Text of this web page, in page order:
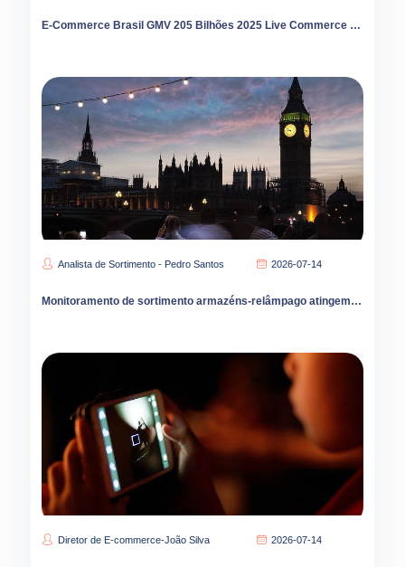
E-Commerce Brasil GMV 205 Bilhões 2025 Live Commerce 45 Percent Crescimento TikTok Shop
Analista de Sortimento - Pedro Santos 2026-07-14
Monitoramento de sortimento armazéns-relâmpago atingem 80 mil unidades na China
Diretor de E-commerce-João Silva 2026-07-14